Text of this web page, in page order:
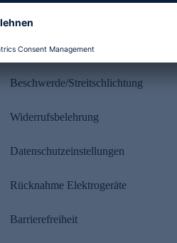
Rechtliches
Beschwerde/Streitschlichtung
Widerrufsbelehrung
Datenschutzeinstellungen
Rücknahme Elektrogeräte
Barrierefreiheit